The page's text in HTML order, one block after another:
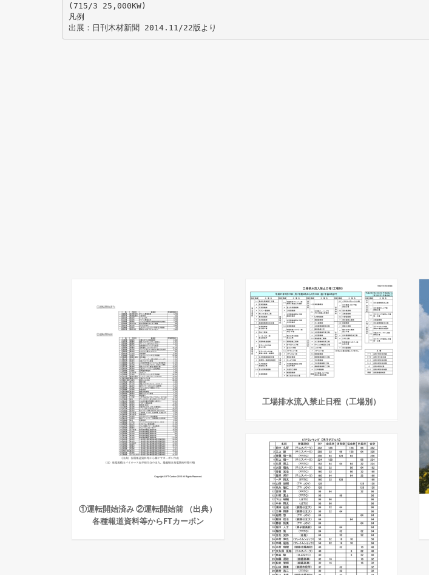
(715/3 25,000KW)
凡例
①運転開始済み ②運転開始前 （出典）
各種報道資料等からFTカーボン
工場排水流入禁止日程（工場別）